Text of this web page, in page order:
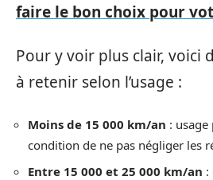
faire le bon choix pour
Pour y voir plus clair, voici
à retenir selon l’usage :
Moins de 15 000 km/an :
condition de ne pas négliger les
Entre 15 000 et 25 000 km/an :